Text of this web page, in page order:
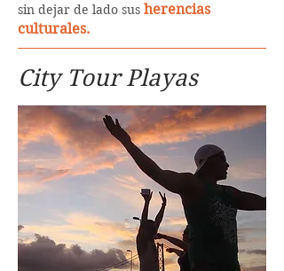
sin dejar de lado sus herencias
culturales.
City Tour Playas